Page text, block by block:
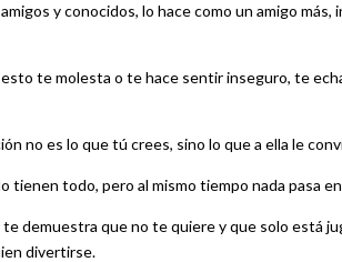
y conocidos, lo hace como un amigo más,
te molesta o te hace sentir inseguro, te
no es lo que tú crees, sino lo que a ella le
tienen todo, pero al mismo tiempo nada pasa
demuestra que no te quiere y que solo está
divertirse.